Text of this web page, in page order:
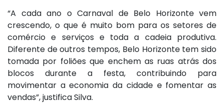
“A cada ano o Carnaval de Belo Horizonte vem
crescendo, o que é muito bom para os setores de
comércio e serviços e toda a cadeia produtiva.
Diferente de outros tempos, Belo Horizonte tem sido
tomada por foliões que enchem as ruas atrás dos
blocos durante a festa, contribuindo para
movimentar a economia da cidade e fomentar as
vendas”, justifica Silva.